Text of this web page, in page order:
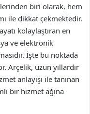
biri olarak, hem
ile dikkat çekmektedir.
kolaylaştıran en
ve elektronik
İşte bu noktada
Arçelik, uzun yıllardır
anlayışı ile tanınan
bir hizmet ağına